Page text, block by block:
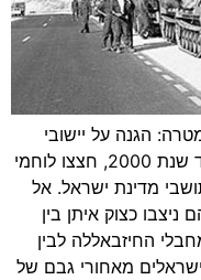
הביטחון בלבנון 1985-2000 המטרה: הגנה על יישובי
הצפוןבמשך 15 שנים, משנת 1985, ועד שנת 2000, חצצו לוחמי
מדינת ישראל. אל
כצוק איתן בין
החיזבאללה לבין
מאחורי גבם של